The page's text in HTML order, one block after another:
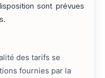
sont prévues
des tarifs se
fournies par la